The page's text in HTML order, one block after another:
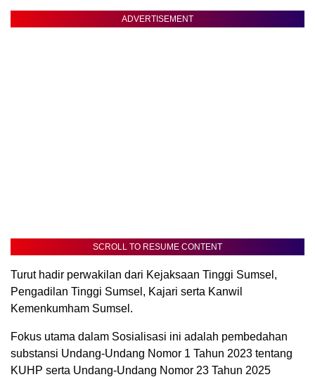
ADVERTISEMENT
SCROLL TO RESUME CONTENT
Turut hadir perwakilan dari Kejaksaan Tinggi Sumsel,
Pengadilan Tinggi Sumsel, Kajari serta Kanwil
Kemenkumham Sumsel.
Fokus utama dalam Sosialisasi ini adalah pembedahan
substansi Undang-Undang Nomor 1 Tahun 2023 tentang
KUHP serta Undang-Undang Nomor 23 Tahun 2025